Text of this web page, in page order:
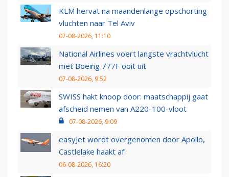
KLM hervat na maandenlange opschorting
vluchten naar Tel Aviv
07-08-2026, 11:10
National Airlines voert langste vrachtvlucht
met Boeing 777F ooit uit
07-08-2026, 9:52
SWISS hakt knoop door: maatschappij gaat
afscheid nemen van A220-100-vloot
07-08-2026, 9:09
easyJet wordt overgenomen door Apollo,
Castlelake haakt af
06-08-2026, 16:20